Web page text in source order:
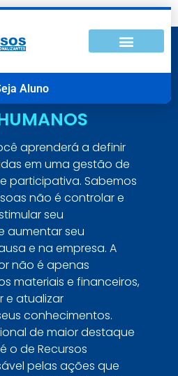
Aluno
aprenderá a definir
em uma gestão de
participativa. Sabemos
não é controlar e
seu
aumentar seu
e na empresa. A
não é apenas
materiais e financeiros,
e atualizar
conhecimentos.
de maior destaque
o de Recursos
pelas ações que